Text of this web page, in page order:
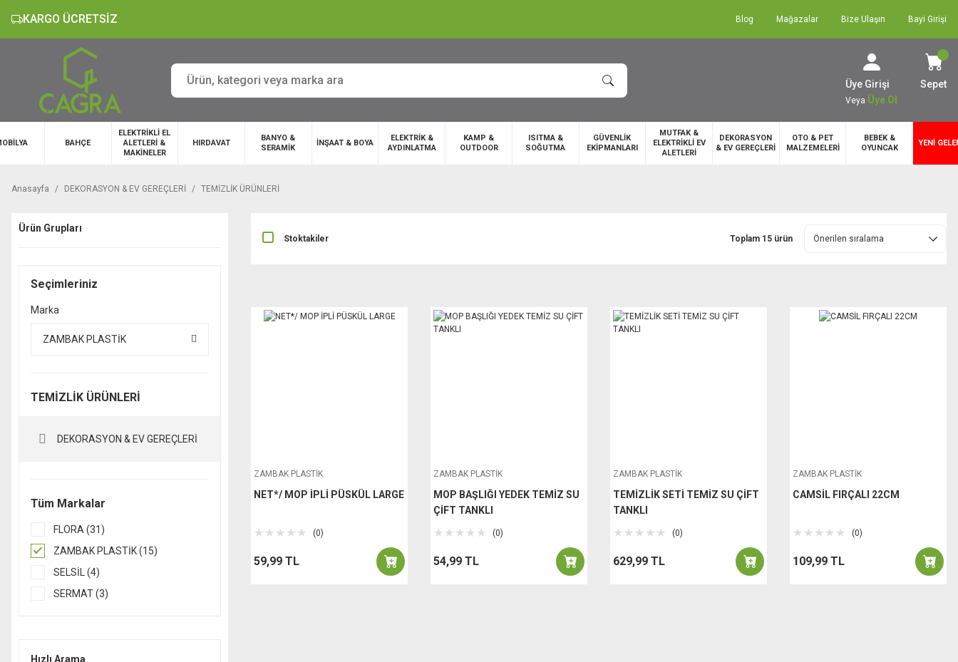
KARGO ÜCRETSİZ Blog Mağazalar Bize Ulaşın Bayi Girişi
Üye Girişi
Veya Üye Ol
Sepet
BAHÇE
ELEKTRİKLİ EL
ALETLERİ &
MAKİNELER
HIRDAVAT
BANYO &
SERAMİK
İNŞAAT & BOYA
ELEKTRİK &
AYDINLATMA
KAMP &
OUTDOOR
ISITMA &
SOĞUTMA
GÜVENLİK
EKİPMANLARI
MUTFAK &
ELEKTRİKLİ EV
ALETLERİ
DEKORASYON
& EV GEREÇLERİ
OTO & PET
MALZEMELERİ
BEBEK &
OYUNCAK
YENİ
Anasayfa DEKORASYON & EV GEREÇLERİ TEMİZLİK ÜRÜNLERİ
Ürün Grupları
Seçimleriniz
Marka
ZAMBAK PLASTİK
TEMİZLİK ÜRÜNLERİ
DEKORASYON & EV GEREÇLERİ
Tüm Markalar
FLORA (31)
ZAMBAK PLASTİK (15)
SELSİL (4)
SERMAT (3)
HARDEN (2)
Hızlı Arama
Stoktakiler Toplam 15 ürün
ZAMBAK PLASTİK
NET*/ MOP İPLİ PÜSKÜL LARGE
(0)
59,99 TL
ZAMBAK PLASTİK
MOP BAŞLIĞI YEDEK TEMİZ SU
ÇİFT TANKLI
(0)
54,99 TL
ZAMBAK PLASTİK
TEMİZLİK SETİ TEMİZ SU ÇİFT
TANKLI
(0)
629,99 TL
ZAMBAK PLASTİK
CAMSİL FIRÇALI 22CM
(0)
109,99 TL